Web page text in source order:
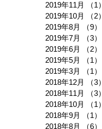
2019年11月
（1）
2019年10月
（2）
2019年8月
（9）
2019年7月
（3）
2019年6月
（2）
2019年5月
（1）
2019年3月
（1）
2018年12月
（3）
2018年11月
（3）
2018年10月
（1）
2018年9月
（1）
2018年8月
（6）